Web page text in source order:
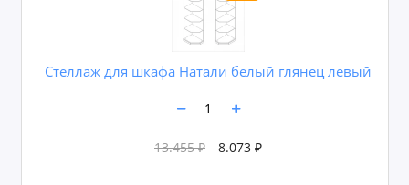
Стеллаж для шкафа Натали белый глянец левый
13.455 ₽ 8.073 ₽